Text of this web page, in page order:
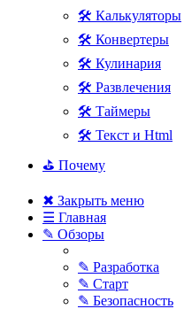
🛠 Калькуляторы
🛠 Конвертеры
🛠 Кулинария
🛠 Развлечения
🛠 Таймеры
🛠 Текст и Html
⛳ Почему
✖ Закрыть меню
☰ Главная
✎ Обзоры
✎ Разработка
✎ Старт
✎ Безопасность